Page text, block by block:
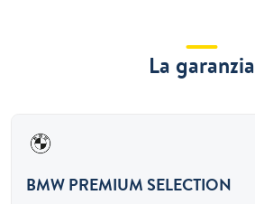
La garanzia
BMW PREMIUM SELECTION